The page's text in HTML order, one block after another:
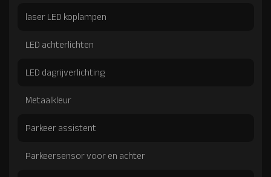
laser LED koplampen
LED achterlichten
LED dagrijverlichting
Metaalkleur
Parkeer assistent
Parkeersensor voor en achter